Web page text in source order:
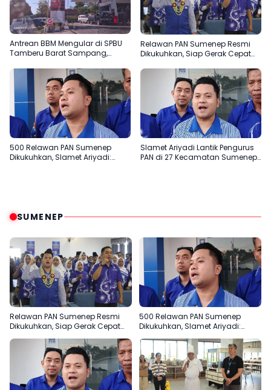
Antrean BBM Mengular di SPBU
Tamberu Barat Sampang,
Pengisian Jeriken di Tengah
Kelangkaan
Relawan PAN Sumenep Resmi
Dikukuhkan, Siap Gerak Cepat
500 Relawan PAN Sumenep
Dikukuhkan, Slamet Ariyadi:
Slamet Ariyadi Lantik Pengurus
PAN di 27 Kecamatan Sumenep,
SUMENEP
Relawan PAN Sumenep Resmi
Dikukuhkan, Siap Gerak Cepat
500 Relawan PAN Sumenep
Dikukuhkan, Slamet Ariyadi: